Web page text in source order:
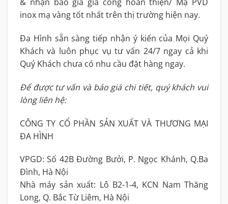
inox mạ vàng tốt nhất trên thị trường hiện nay.
Đa Hình sẵn sàng tiếp nhận ý kiến của Mọi Quý
Khách và luôn phục vụ tư vấn 24/7 ngay cả khi
Quý Khách chưa có nhu cầu đặt hàng ngay.
Để được tư vấn và báo giá chi tiết, quý khách vui
lòng liên hệ:
CÔNG TY CỔ PHẦN SẢN XUẤT VÀ THƯƠNG MẠI
ĐA HÌNH
VPGD: Số 42B Đường Bưởi, P. Ngọc Khánh, Q.Ba
Đình, Hà Nội
Nhà máy sản xuất: Lô B2-1-4, KCN Nam Thăng
Long, Q. Bắc Từ Liêm, Hà Nội